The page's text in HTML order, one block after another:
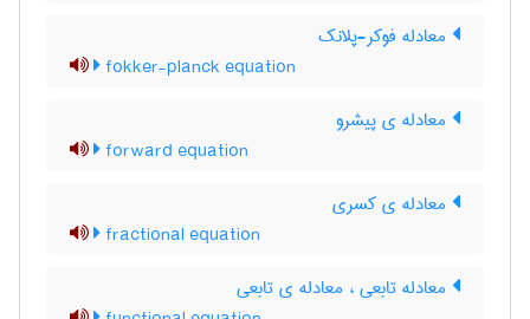
معادله فوکر-پلانک
fokker-planck equation
معادله ی پیشرو
forward equation
معادله ی کسری
fractional equation
معادله تابعی ، معادله ی تابعی